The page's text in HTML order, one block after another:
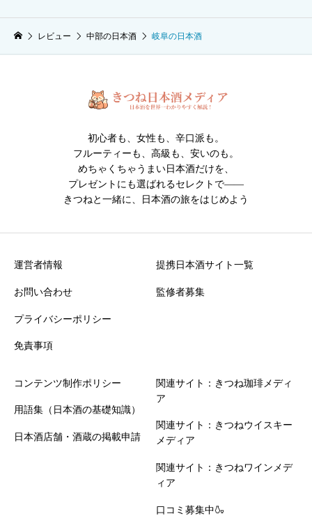
レビュー 中部の日本酒 岐阜の日本酒
初心者も、女性も、辛口派も。
フルーティーも、高級も、安いのも。
めちゃくちゃうまい日本酒だけを、
プレゼントにも選ばれるセレクトで――
きつねと一緒に、日本酒の旅をはじめよう
運営者情報
お問い合わせ
プライバシーポリシー
免責事項
提携日本酒サイト一覧
監修者募集
コンテンツ制作ポリシー
用語集（日本酒の基礎知識）
日本酒店舗・酒蔵の掲載申請
関連サイト：きつね珈琲メディ
ア
関連サイト：きつねウイスキー
メディア
関連サイト：きつねワインメデ
ィア
口コミ募集中🍶